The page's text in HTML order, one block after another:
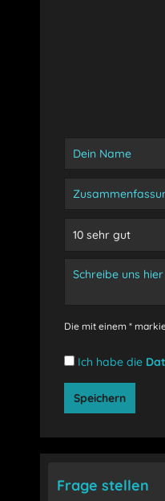
Die mit einem *
Ich habe die
Speichern
Frage stellen